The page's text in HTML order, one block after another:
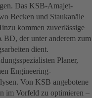
Das KSB-Amajet-
Becken und Staukanäle
kommen zuverlässige
der unter anderem zum
dient.
Planer,
Engineering-
Von KSB angebotene
im Vorfeld zu optimieren –